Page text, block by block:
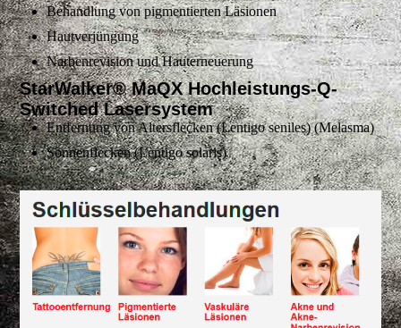
Behandlung von pigmentierten Läsionen
Hautverjüngung
Narbenrevision und Hauterneuerung
StarWalker® MaQX Hochleistungs-Q-
Switched Lasersystem
Entfernung von Altersflecken (Lentigo seniles) (Melasma)
Sonnenflecken (Lentigo solaris)